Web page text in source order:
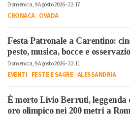
Domenica, 9 Agosto 2026 - 22:17
CRONACA-OVADA
Festa Patronale a Carentino:
pesto, musica, bocce e
Domenica, 9 Agosto 2026 - 22:11
EVENTI-FESTE E SAGRE-ALESSANDRIA
È morto Livio Berruti, leggenda
oro olimpico nei 200 metri a